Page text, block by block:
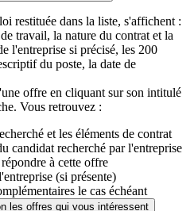
restituée dans la liste, s'affichent :
travail, la nature du contrat et la
l'entreprise si précisé, les 200
du poste, la date de
offre en cliquant sur son intitulé
Vous retrouvez :
et les éléments de contrat
candidat recherché par l'entreprise
à cette offre
(si présente)
le cas échéant
les offres qui vous intéressent